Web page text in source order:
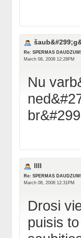
Re: SPERMAS
March 08, 2008 12:28PM
Nu
Re: SPERMAS
March 08, 2008 12:31PM
Drosi
puisis